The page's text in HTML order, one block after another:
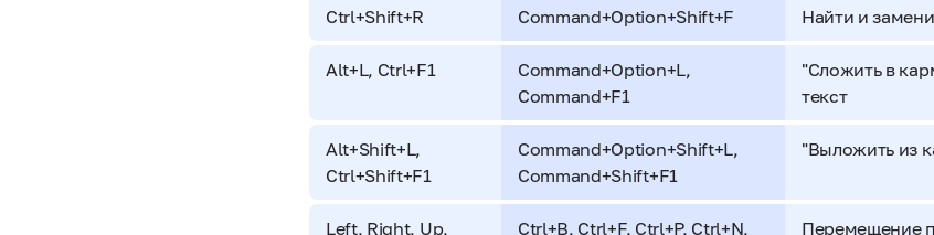
Ctrl+Shift+R Command+Option+Shift+F Найти и
Alt+L, Ctrl+F1
Command+Option+L,
Command+F1
"Сложить в
текст
Alt+Shift+L,
Ctrl+Shift+F1
Command+Option+Shift+L,
Command+Shift+F1
"Выложить из
Left, Right, Up, Ctrl+B, Ctrl+F, Ctrl+P, Ctrl+N, Перемещение